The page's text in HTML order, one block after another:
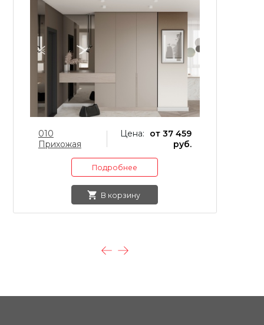
010
Прихожая
Цена:
от 37 459
руб.
Подробнее
В корзину